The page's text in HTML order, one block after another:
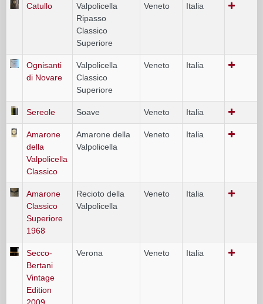
Catullo
Valpolicella
Ripasso
Classico
Superiore
Veneto Italia
Ognisanti
di Novare
Valpolicella
Classico
Superiore
Veneto Italia
Sereole Soave Veneto Italia
Amarone
della
Valpolicella
Classico
Amarone della
Valpolicella
Veneto Italia
Amarone
Classico
Superiore
1968
Recioto della
Valpolicella
Veneto Italia
Secco-
Bertani
Vintage
Edition
2009
Verona Veneto Italia